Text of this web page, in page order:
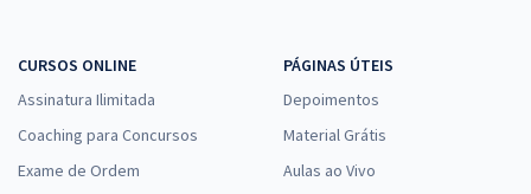
CURSOS ONLINE
Assinatura Ilimitada
Coaching para Concursos
Exame de Ordem
PÁGINAS ÚTEIS
Depoimentos
Material Grátis
Aulas ao Vivo